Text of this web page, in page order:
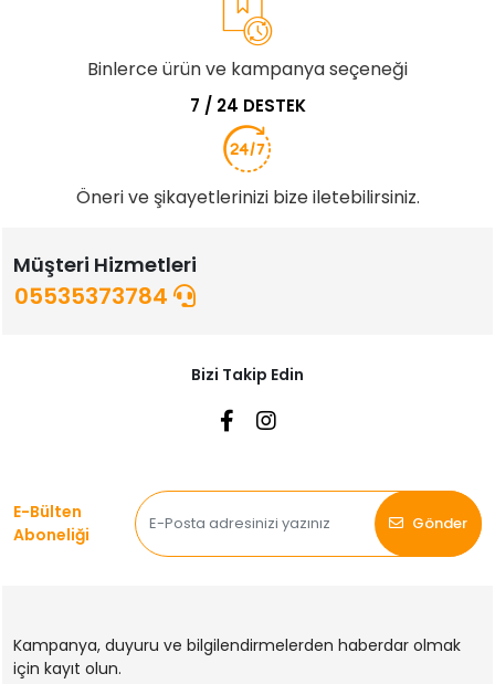
Binlerce ürün ve kampanya seçeneği
7 / 24 DESTEK
Öneri ve şikayetlerinizi bize iletebilirsiniz.
Müşteri Hizmetleri
05535373784
Bizi Takip Edin
E-Bülten
Aboneliği
Gönder
Kampanya, duyuru ve bilgilendirmelerden haberdar olmak
için kayıt olun.